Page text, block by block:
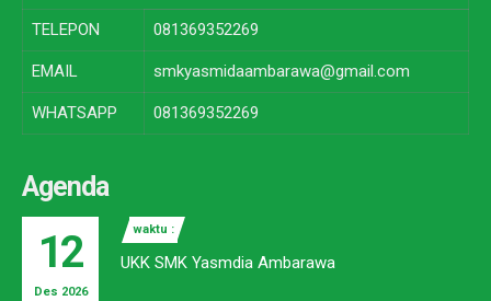
TELEPON 081369352269
EMAIL smkyasmidaambarawa@gmail.com
WHATSAPP 081369352269
Agenda
12
Des 2026
waktu :
UKK SMK Yasmdia Ambarawa